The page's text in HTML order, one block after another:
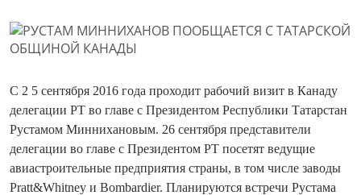
С 2 5 сентября 2016 года проходит рабочий визит в Канаду
делегации РТ во главе с Президентом Республики Татарстан
Рустамом Миннихановым. 26 сентября представители
делегации во главе с Президентом РТ посетят ведущие
авиастроительные предприятия страны, в том числе заводы
Pratt&Whitney и Bombardier. Планируются встречи Рустама